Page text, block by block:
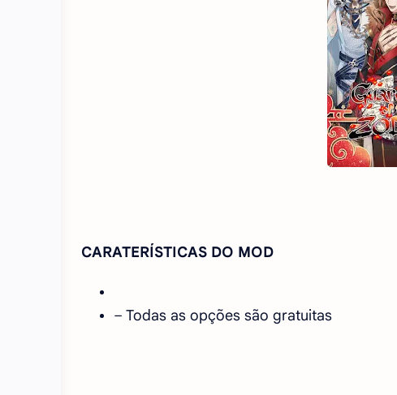
CARATERÍSTICAS DO MOD
– Todas as opções são gratuitas